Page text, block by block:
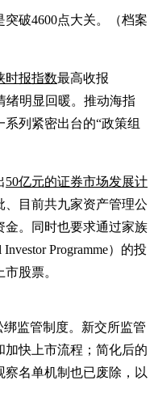
破4600点大关。（档案
时报指数最高收报
绪明显回暖。推动海指
列紧密出台的“政策组
50亿元的证券市场发展计
、目前共九家资产管理公
金。同时也要求通过家族
Programme）的投
股票。
监管制度。新交所监管
快上市流程；简化后的
名单机制也已废除，以